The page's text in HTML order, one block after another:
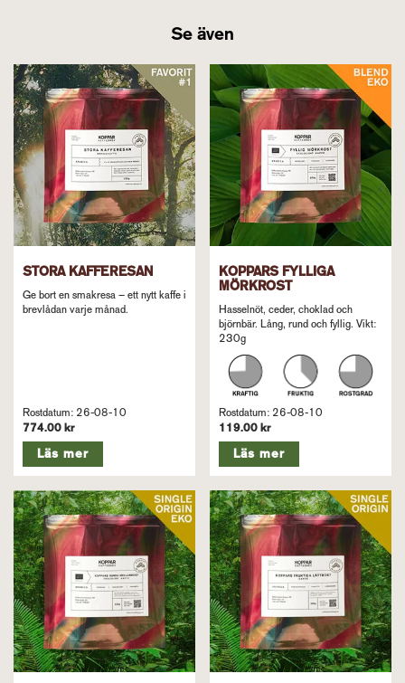
Se även
STORA KAFFERESAN
Ge bort en smakresa – ett nytt kaffe i
brevlådan varje månad.
Rostdatum: 26-08-10
774.00 kr
Läs mer
KOPPARS FYLLIGA
MÖRKROST
Hasselnöt, ceder, choklad och
björnbär. Lång, rund och fyllig. Vikt:
230g
Rostdatum: 26-08-10
119.00 kr
Läs mer